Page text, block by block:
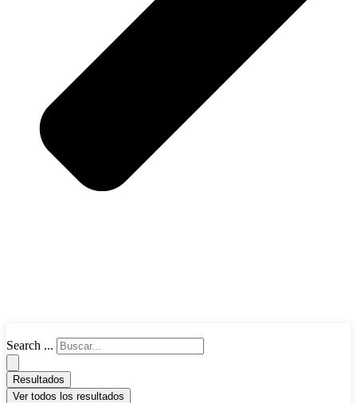
Search ...
Resultados
Ver todos los resultados